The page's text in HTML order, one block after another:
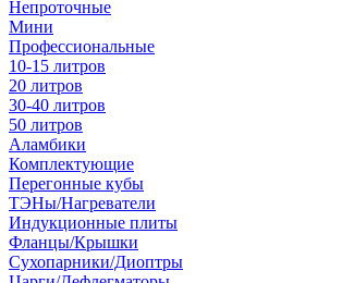
Непроточные
Мини
Профессиональные
10-15 литров
20 литров
30-40 литров
50 литров
Аламбики
Комплектующие
Перегонные кубы
ТЭНы/Нагреватели
Индукционные плиты
Фланцы/Крышки
Сухопарники/Диоптры